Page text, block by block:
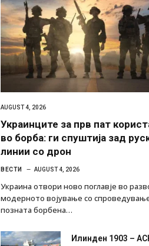
AUGUST 4, 2026
Украинците за прв пат
во борба: ги спуштија зад
линии со дрон
AUGUST 4, 2026
Украина отвори ново поглавје во
модерното војување со
позната борбена…
Илинден 1903 –